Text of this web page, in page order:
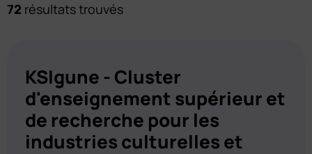
72 résultats trouvés
KSIgune - Cluster
d'enseignement supérieur et
de recherche pour les
industries culturelles et